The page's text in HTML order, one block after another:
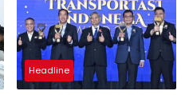
Headline